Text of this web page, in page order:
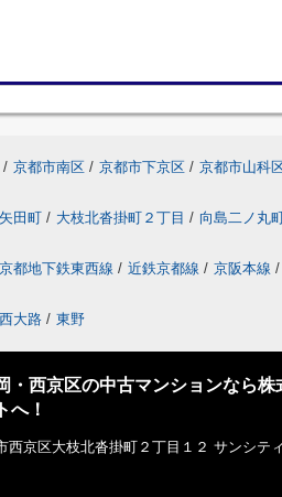
/ 京都市南区 / 京都市下京区 / 京都市山科
田町 / 大枝北沓掛町２丁目 / 向島二ノ丸
京都地下鉄東西線 / 近鉄京都線 / 京阪本線 /
西大路 / 東野
・西京区の中古マンションなら株
へ！
西京区大枝北沓掛町２丁目１２ サンシテ